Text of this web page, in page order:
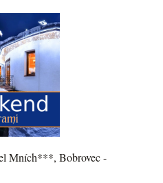
Mních***, Bobrovec -